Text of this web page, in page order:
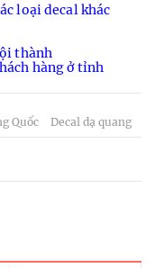
loại decal khác
thành
hàng ở tỉnh
Quốc Decal dạ quang